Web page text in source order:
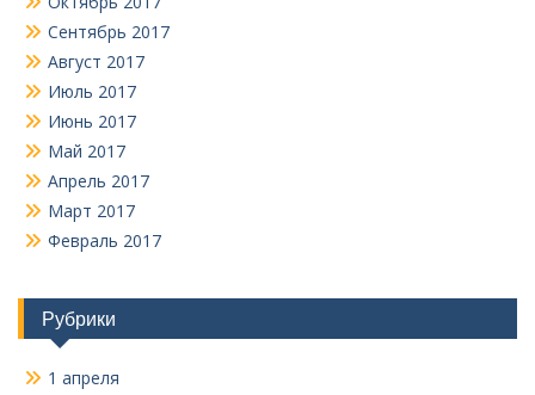
Сентябрь 2017
Август 2017
Июль 2017
Июнь 2017
Май 2017
Апрель 2017
Март 2017
Февраль 2017
Рубрики
1 апреля